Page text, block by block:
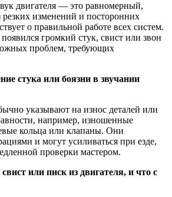
двигателя — это равномерный,
резких изменений и посторонних
о правильной работе всех систем.
громкий стук, свист или звон
проблем, требующих
стука или боязни в звучании
указывают на износ деталей или
например, изношенные
кольца или клапаны. Они
и могут усиливаться при езде,
проверки мастером.
или писк из двигателя, и что с